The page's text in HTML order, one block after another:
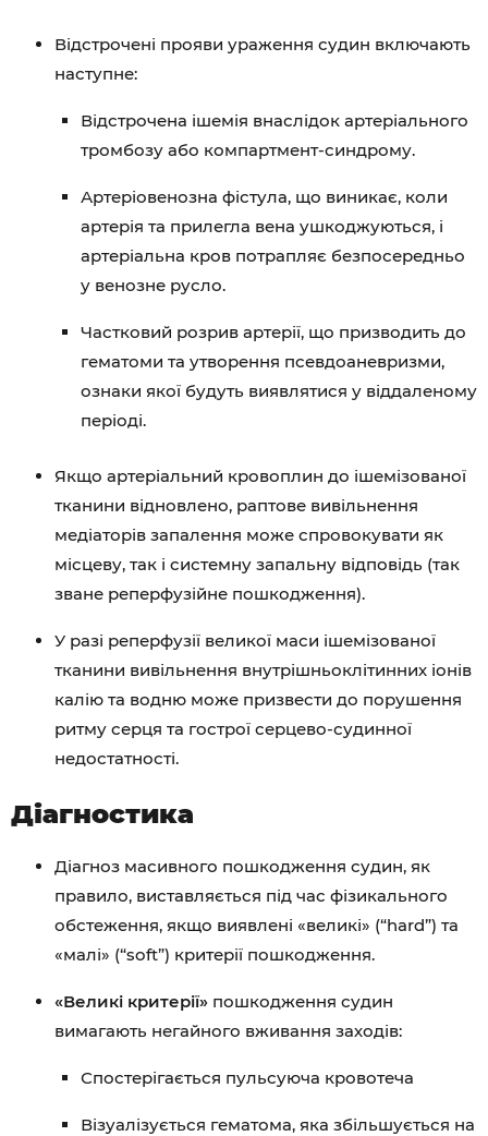
Відстрочені прояви ураження судин включають
наступне:
Відстрочена ішемія внаслідок артеріального
тромбозу або компартмент-синдрому.
Артеріовенозна фістула, що виникає, коли
артерія та прилегла вена ушкоджуються, і
артеріальна кров потрапляє безпосередньо
у венозне русло.
Частковий розрив артерії, що призводить до
гематоми та утворення псевдоаневризми,
ознаки якої будуть виявлятися у віддаленому
періоді.
Якщо артеріальний кровоплин до ішемізованої
тканини відновлено, раптове вивільнення
медіаторів запалення може спровокувати як
місцеву, так і системну запальну відповідь (так
зване реперфузійне пошкодження).
У разі реперфузії великої маси ішемізованої
тканини вивільнення внутрішньоклітинних іонів
калію та водню може призвести до порушення
ритму серця та гострої серцево-судинної
недостатності.
Діагностика
Діагноз масивного пошкодження судин, як
правило, виставляється під час фізикального
обстеження, якщо виявлені «великі» (“hard”) та
«малі» (“soft”) критерії пошкодження.
«Великі критерії» пошкодження судин
вимагають негайного вживання заходів:
Спостерігається пульсуюча кровотеча
Візуалізується гематома, яка збільшується на